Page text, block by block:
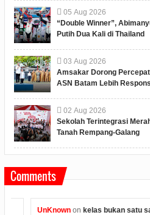
05 Aug 2026
“Double Winner”,
Putih Dua Kali di Thailand
03 Aug 2026
Amsakar Dorong
ASN Batam Lebih
02 Aug 2026
Sekolah Terintegrasi
Tanah Rempang-Galang
Comments
UnKnownonkelas bukan satu